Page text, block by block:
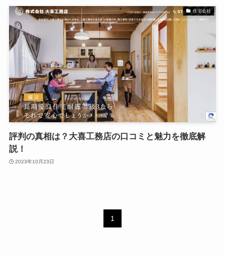
住宅会社
評判の真相は？大喜工務店の口コミと魅力を徹底解
説！
2023年10月23日
1